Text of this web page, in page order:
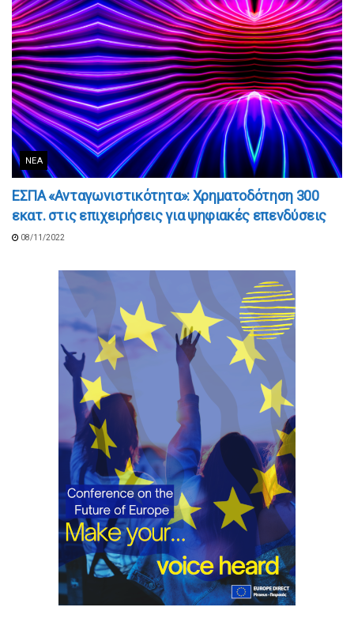
ΝΈΑ
ΕΣΠΑ «Ανταγωνιστικότητα»: Χρηματοδότηση 300
εκατ. στις επιχειρήσεις για ψηφιακές επενδύσεις
08/11/2022